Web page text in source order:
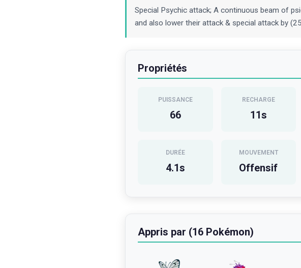
Special Psychic attack; A continuous beam of
and also lower their attack & special attack by
Propriétés
PUISSANCE
66
RECHARGE
11s
DURÉE
4.1s
MOUVEMENT
Offensif
Appris par (16 Pokémon)